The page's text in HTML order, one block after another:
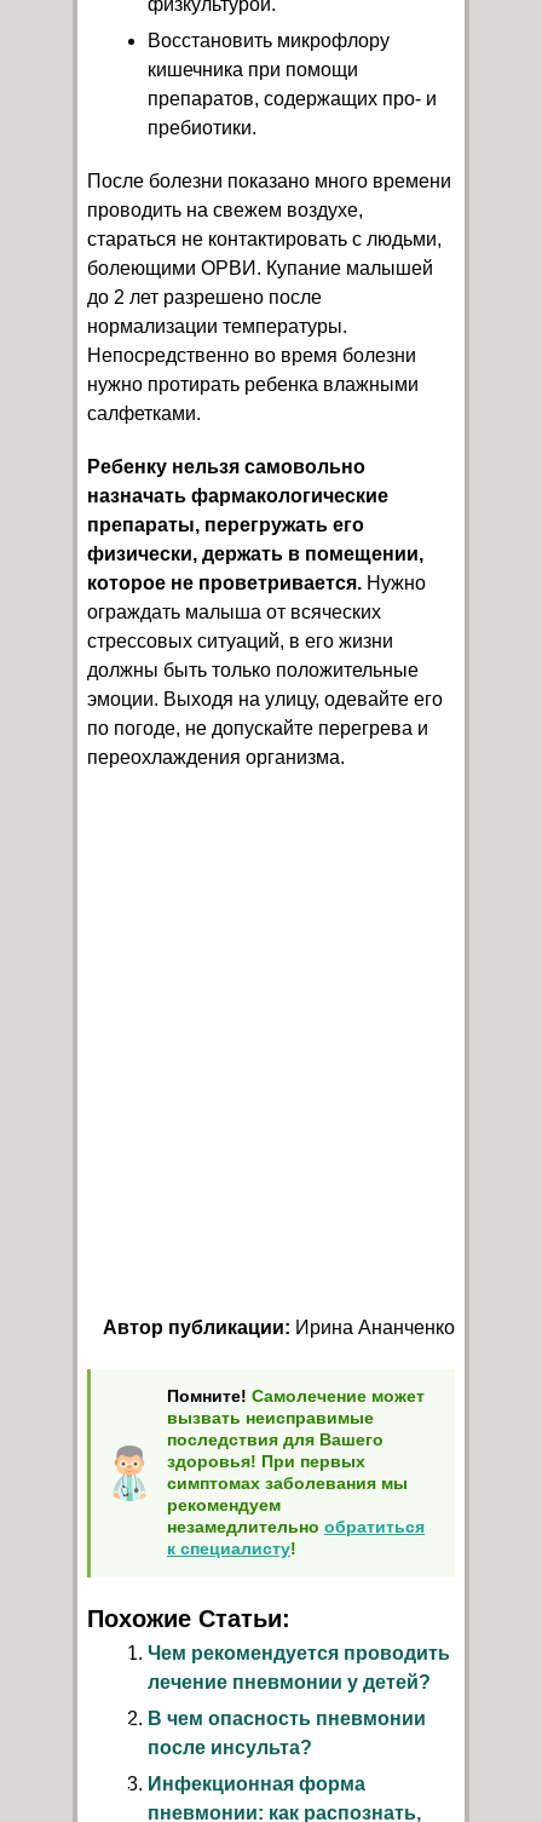
физкультурой.
Восстановить микрофлору
кишечника при помощи
препаратов, содержащих про- и
пребиотики.
После болезни показано много времени
проводить на свежем воздухе,
стараться не контактировать с людьми,
болеющими ОРВИ. Купание малышей
до 2 лет разрешено после
нормализации температуры.
Непосредственно во время болезни
нужно протирать ребенка влажными
салфетками.
Ребенку нельзя самовольно
назначать фармакологические
препараты, перегружать его
физически, держать в помещении,
которое не проветривается. Нужно
ограждать малыша от всяческих
стрессовых ситуаций, в его жизни
должны быть только положительные
эмоции. Выходя на улицу, одевайте его
по погоде, не допускайте перегрева и
переохлаждения организма.
Автор публикации: Ирина Ананченко
Помните! Самолечение может
вызвать неисправимые
последствия для Вашего
здоровья! При первых
симптомах заболевания мы
рекомендуем
незамедлительно обратиться
к специалисту!
Похожие Статьи:
Чем рекомендуется проводить
лечение пневмонии у детей?
В чем опасность пневмонии
после инсульта?
Инфекционная форма
пневмонии: как распознать,